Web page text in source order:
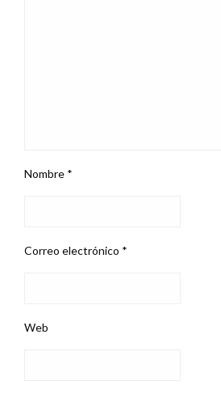
Nombre *
Correo electrónico *
Web